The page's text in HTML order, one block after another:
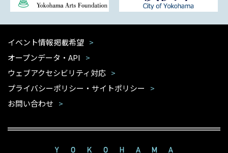
イベント情報掲載希望
オープンデータ・API
ウェブアクセシビリティ対応
プライバシーポリシー・サイトポリシー
お問い合わせ